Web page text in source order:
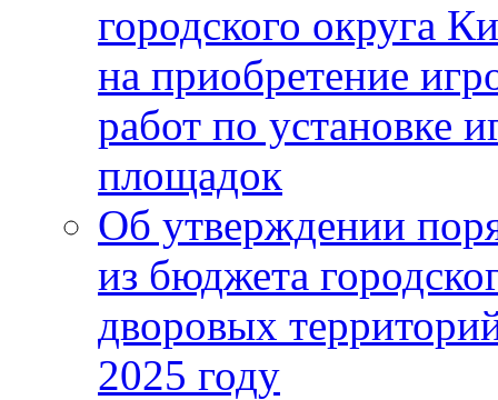
городского округа
на приобретение
работ по установке
площадок
Об утверждении
из бюджета
дворовых
2025 году